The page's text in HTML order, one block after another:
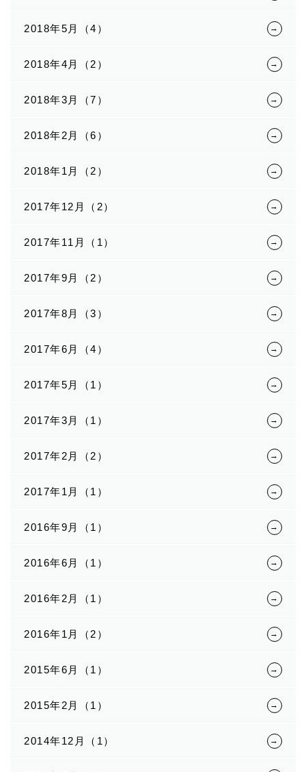
2018年5月（4）
2018年4月（2）
2018年3月（7）
2018年2月（6）
2018年1月（2）
2017年12月（2）
2017年11月（1）
2017年9月（2）
2017年8月（3）
2017年6月（4）
2017年5月（1）
2017年3月（1）
2017年2月（2）
2017年1月（1）
2016年9月（1）
2016年6月（1）
2016年2月（1）
2016年1月（2）
2015年6月（1）
2015年2月（1）
2014年12月（1）